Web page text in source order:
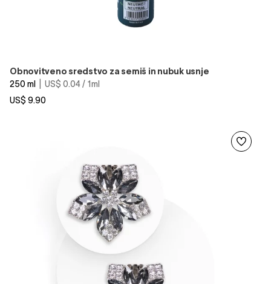
Obnovitveno sredstvo za semiš in nubuk usnje
250 ml
| US$ 0.04 / 1ml
US$ 9.90